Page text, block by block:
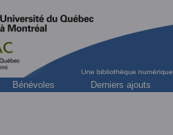
Bénévoles Derniers ajouts